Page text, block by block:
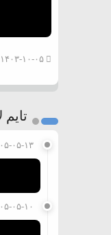
۱۴۰۳-۱۰-۰۵
۱۴۰۵-
۱۴۰۵-